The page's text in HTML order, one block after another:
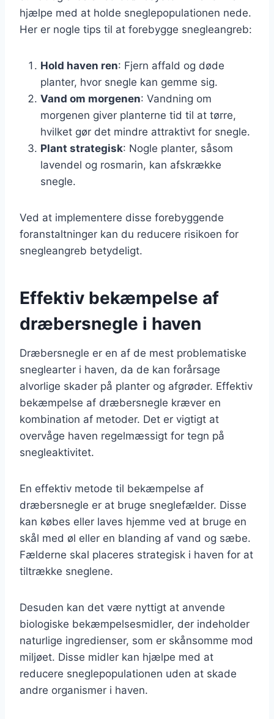
hjælpe med at holde sneglepopulationen nede.
Her er nogle tips til at forebygge snegleangreb:
Hold haven ren: Fjern affald og døde
planter, hvor snegle kan gemme sig.
Vand om morgenen: Vandning om
morgenen giver planterne tid til at tørre,
hvilket gør det mindre attraktivt for snegle.
Plant strategisk: Nogle planter, såsom
lavendel og rosmarin, kan afskrække
snegle.
Ved at implementere disse forebyggende
foranstaltninger kan du reducere risikoen for
snegleangreb betydeligt.
Effektiv bekæmpelse af
dræbersnegle i haven
Dræbersnegle er en af de mest problematiske
sneglearter i haven, da de kan forårsage
alvorlige skader på planter og afgrøder. Effektiv
bekæmpelse af dræbersnegle kræver en
kombination af metoder. Det er vigtigt at
overvåge haven regelmæssigt for tegn på
snegleaktivitet.
En effektiv metode til bekæmpelse af
dræbersnegle er at bruge sneglefælder. Disse
kan købes eller laves hjemme ved at bruge en
skål med øl eller en blanding af vand og sæbe.
Fælderne skal placeres strategisk i haven for at
tiltrække sneglene.
Desuden kan det være nyttigt at anvende
biologiske bekæmpelsesmidler, der indeholder
naturlige ingredienser, som er skånsomme mod
miljøet. Disse midler kan hjælpe med at
reducere sneglepopulationen uden at skade
andre organismer i haven.